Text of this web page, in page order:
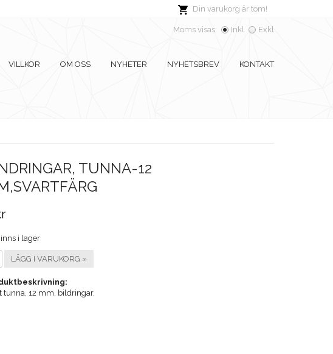
Din varukorg är tom!
Moms visas: Inkl Exkl
VILLKOR OM OSS NYHETER NYHETSBREV KONTAKT
TUNNA-12
i lager
LÄGG I VARUKORG »
tunna, 12 mm, bildringar.